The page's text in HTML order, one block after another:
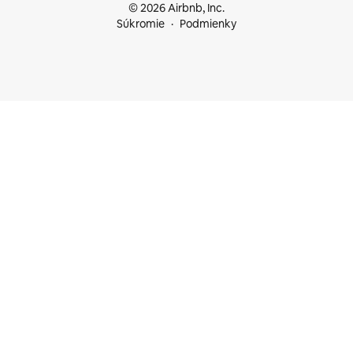
© 2026 Airbnb, Inc.
Súkromie
Podmienky